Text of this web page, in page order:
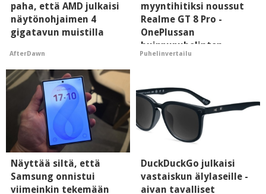
paha, että AMD julkaisi
näytönohjaimen 4
gigatavun muistilla
AfterDawn
myyntihitiksi noussut
Realme GT 8 Pro -
OnePlussan
huippupuhelinten
"perillinen"
Puhelinvertailu
Näyttää siltä, että
Samsung onnistui
viimeinkin tekemään
DuckDuckGo julkaisi
vastaiskun älylaseille -
aivan tavalliset